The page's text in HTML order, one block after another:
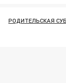
РОДИТЕЛЬСКАЯ